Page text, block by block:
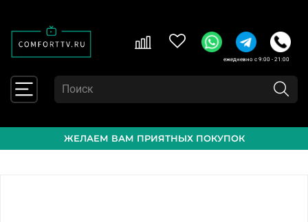
ежедневно с 9:00 - 21:00
ЖЕЛАЕМ ВАМ ПРИЯТНЫХ ПОКУПОК